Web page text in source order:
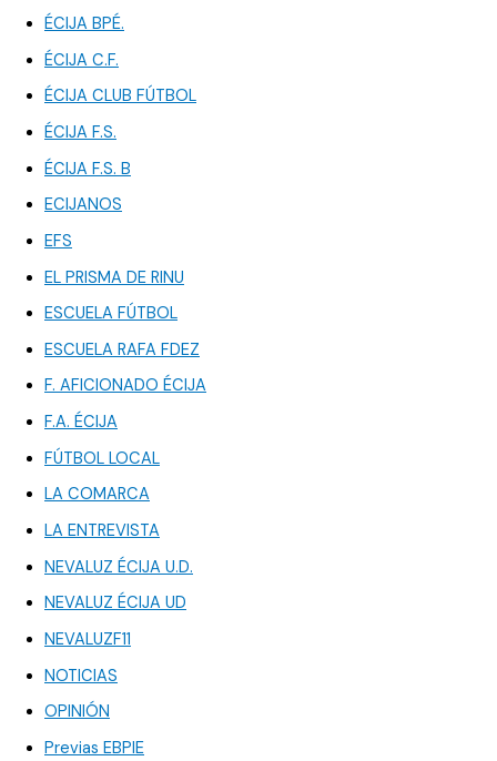
ÉCIJA BPÉ.
ÉCIJA C.F.
ÉCIJA CLUB FÚTBOL
ÉCIJA F.S.
ÉCIJA F.S. B
ECIJANOS
EFS
EL PRISMA DE RINU
ESCUELA FÚTBOL
ESCUELA RAFA FDEZ
F. AFICIONADO ÉCIJA
F.A. ÉCIJA
FÚTBOL LOCAL
LA COMARCA
LA ENTREVISTA
NEVALUZ ÉCIJA U.D.
NEVALUZ ÉCIJA UD
NEVALUZF11
NOTICIAS
OPINIÓN
Previas EBPIE